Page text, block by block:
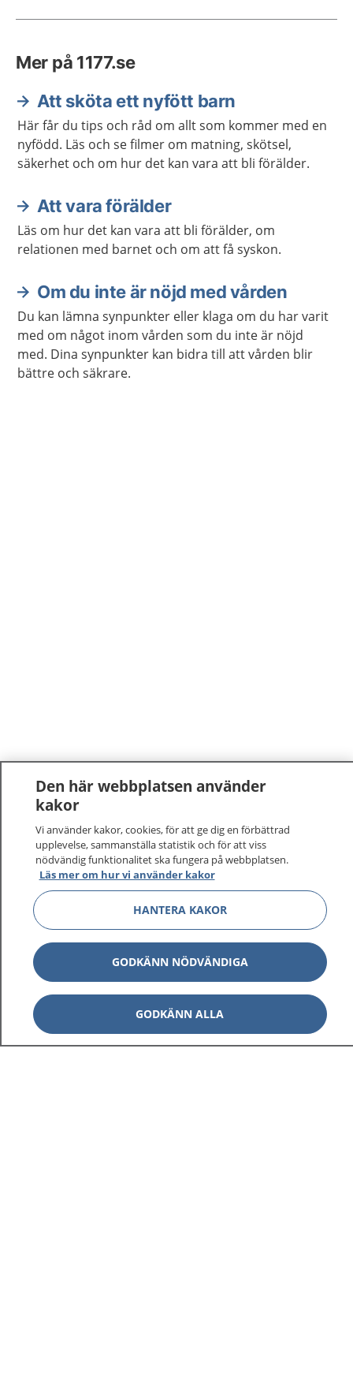
Mer på 1177.se
Att sköta ett nyfött barn
Här får du tips och råd om allt som kommer med en
nyfödd. Läs och se filmer om matning, skötsel,
säkerhet och om hur det kan vara att bli förälder.
Att vara förälder
Läs om hur det kan vara att bli förälder, om
relationen med barnet och om att få syskon.
Om du inte är nöjd med vården
Du kan lämna synpunkter eller klaga om du har varit
med om något inom vården som du inte är nöjd
med. Dina synpunkter kan bidra till att vården blir
bättre och säkrare.
1177–tryggt om din hälsa och vård
På 1177.se får du råd om hälsa och information om
sjukdomar och vilka mottagningar du kan kontakta.
Logga in för att läsa din journal och göra dina
vårdärenden. Ring telefonnummer 1177 för
sjukvårdsrådgivning dygnet runt.
1177 ger dig råd när du vill må bättre.
Den här webbplatsen använder
kakor
Vi använder kakor, cookies, för att ge dig en förbättrad
upplevelse, sammanställa statistik och för att viss
nödvändig funktionalitet ska fungera på webbplatsen.
Läs mer om hur vi använder kakor
HANTERA KAKOR
GODKÄNN NÖDVÄNDIGA
GODKÄNN ALLA